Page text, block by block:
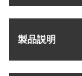
製品説明